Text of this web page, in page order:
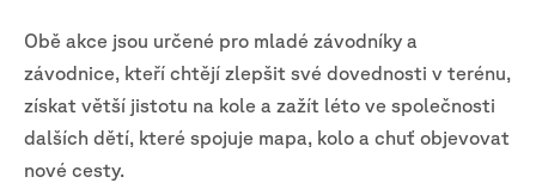
Obě akce jsou určené pro mladé závodníky a
závodnice, kteří chtějí zlepšit své dovednosti v terénu,
získat větší jistotu na kole a zažít léto ve společnosti
dalších dětí, které spojuje mapa, kolo a chuť objevovat
nové cesty.